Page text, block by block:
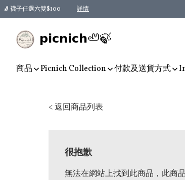
🧦 襪子任選六雙$100 詳情
𝗽𝗶𝗰𝗻𝗶𝗰𝗵🦥🍃
商品 Picnich Collection 付款及送貨方式
< 返回商品列表
很抱歉
無法在網站上找到此商品，此商